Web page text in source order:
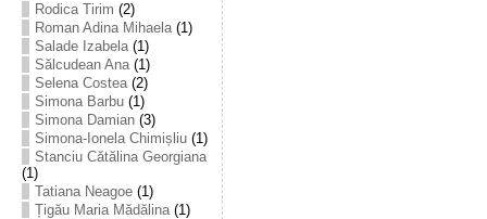
Rodica Tirim (2)
Roman Adina Mihaela(1)
Salade Izabela(1)
Sălcudean Ana(1)
Selena Costea(2)
Simona Barbu(1)
Simona Damian(3)
Simona-Ionela Chimișliu(1)
Stanciu Cătălina Georgiana
(1)
Tatiana Neagoe(1)
Țigău Maria Mădălina(1)